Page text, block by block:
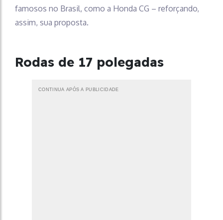
famosos no Brasil, como a Honda CG – reforçando,
assim, sua proposta.
Rodas de 17 polegadas
CONTINUA APÓS A PUBLICIDADE